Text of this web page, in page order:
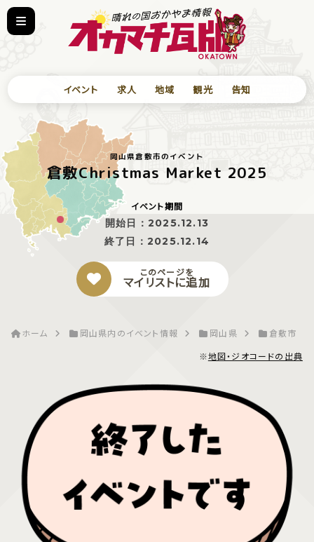
イベント 求人 地域 観光 告知
岡山県倉敷市のイベント
倉敷Christmas Market 2025
イベント期間
開始日： 2025.12.13
終了日： 2025.12.14
このページを
マイリストに追加
ホーム 岡山県内のイベント情報 岡山県
倉敷市
※地図・ジオコードの出典